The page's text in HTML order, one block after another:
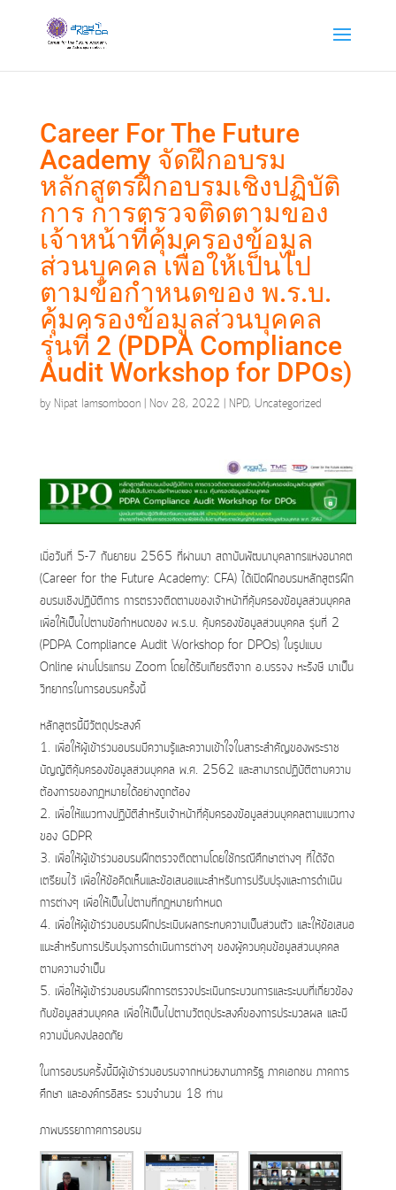
Career For The Future
Academy จัดฝึกอบรม
หลักสูตรฝึกอบรมเชิงปฏิบัติ
การ การตรวจติดตามของ
เจ้าหน้าที่คุ้มครองข้อมูล
ส่วนบุคคล เพื่อให้เป็นไป
ตามข้อกำหนดของ พ.ร.บ.
คุ้มครองข้อมูลส่วนบุคคล
รุ่นที่ 2 (PDPA Compliance
Audit Workshop for DPOs)
by Nipat Iamsomboon| Nov 28, 2022 | NPD, Uncategorized
เมื่อวันที่ 5-7 กันยายน 2565 ที่ผ่านมา สถาบันพัฒนาบุคลากรแห่งอนาคต
(Career for the Future Academy: CFA) ได้เปิดฝึกอบรมหลักสูตรฝึก
อบรมเชิงปฏิบัติการ การตรวจติดตามของเจ้าหน้าที่คุ้มครองข้อมูลส่วนบุคคล
เพื่อให้เป็นไปตามข้อกำหนดของ พ.ร.บ. คุ้มครองข้อมูลส่วนบุคคล รุ่นที่ 2
(PDPA Compliance Audit Workshop for DPOs) ในรูปแบบ
Online ผ่านโปรแกรม Zoom โดยได้รับเกียรติจาก อ.บรรจง หะรังษี มาเป็น
วิทยากรในการอบรมครั้งนี้
หลักสูตรนี้มีวัตถุประสงค์
1. เพื่อให้ผู้เข้าร่วมอบรมมีความรู้และความเข้าใจในสาระสำคัญของพระราช
บัญญัติคุ้มครองข้อมูลส่วนบุคคล พ.ศ. 2562 และสามารถปฏิบัติตามความ
ต้องการของกฎหมายได้อย่างถูกต้อง
2. เพื่อให้แนวทางปฏิบัติสำหรับเจ้าหน้าที่คุ้มครองข้อมูลส่วนบุคคลตามแนวทาง
ของ GDPR
3. เพื่อให้ผู้เข้าร่วมอบรมฝึกตรวจติดตามโดยใช้กรณีศึกษาต่างๆ ที่ได้จัด
เตรียมไว้ เพื่อให้ข้อคิดเห็นและข้อเสนอแนะสำหรับการปรับปรุงและการดำเนิน
การต่างๆ เพื่อให้เป็นไปตามที่กฎหมายกำหนด
4. เพื่อให้ผู้เข้าร่วมอบรมฝึกประเมินผลกระทบความเป็นส่วนตัว และให้ข้อเสนอ
แนะสำหรับการปรับปรุงการดำเนินการต่างๆ ของผู้ควบคุมข้อมูลส่วนบุคคล
ตามความจำเป็น
5. เพื่อให้ผู้เข้าร่วมอบรมฝึกการตรวจประเมินกระบวนการและระบบที่เกี่ยวข้อง
กับข้อมูลส่วนบุคคล เพื่อให้เป็นไปตามวัตถุประสงค์ของการประมวลผล และมี
ความมั่นคงปลอดภัย
ในการอบรมครั้งนี้มีผู้เข้าร่วมอบรมจากหน่วยงานภาครัฐ ภาคเอกชน ภาคการ
ศึกษา และองค์กรอิสระ รวมจำนวน 18 ท่าน
ภาพบรรยากาศการอบรม